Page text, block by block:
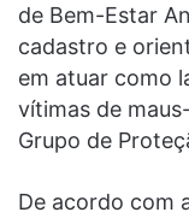
de Bem-Estar
cadastro e
em atuar como
vítimas de
Grupo de
De acordo com